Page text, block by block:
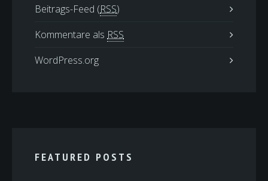
Beitrags-Feed (RSS)
Kommentare als RSS
WordPress.org
FEATURED POSTS